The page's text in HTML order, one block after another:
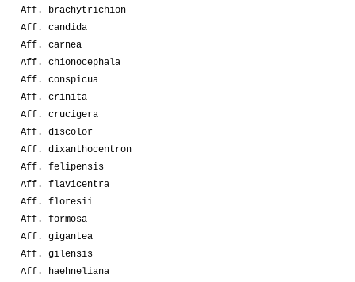
Aff. brachytrichion
Aff. candida
Aff. carnea
Aff. chionocephala
Aff. conspicua
Aff. crinita
Aff. crucigera
Aff. discolor
Aff. dixanthocentron
Aff. felipensis
Aff. flavicentra
Aff. floresii
Aff. formosa
Aff. gigantea
Aff. gilensis
Aff. haehneliana